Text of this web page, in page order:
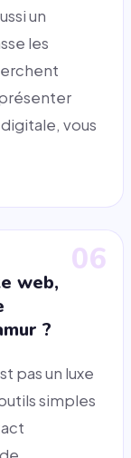
un
les
vous
06
web,
?
pas un luxe
simples